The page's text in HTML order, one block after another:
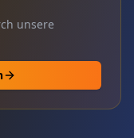
unsere